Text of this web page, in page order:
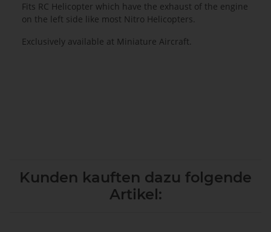
Fits RC Helicopter which have the exhaust of the engine
on the left side like most Nitro Helicopters.
Exclusively available at Miniature Aircraft.
Kunden kauften dazu folgende
Artikel: